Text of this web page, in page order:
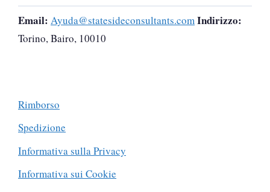
Email: Ayuda@statesideconsultants.com Indirizzo:
Torino, Bairo, 10010
Rimborso
Spedizione
Informativa sulla Privacy
Informativa sui Cookie